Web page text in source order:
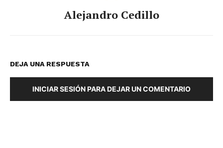
Alejandro Cedillo
DEJA UNA RESPUESTA
INICIAR SESIÓN PARA DEJAR UN COMENTARIO